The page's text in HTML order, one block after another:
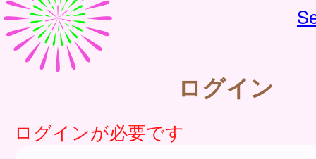
ログイン
ログインが必要です